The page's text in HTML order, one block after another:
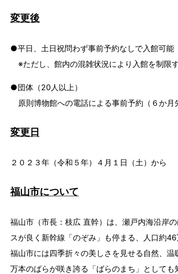
変更後
●平日、土日祝問わず事前予約なしで入館可能
※ただし、館内の混雑状況により入館を制限
●団体（20人以上）
原則博物館への電話による事前予約（６か月
変更日
２０２３年（令和５年）４月１日（土）から
福山市について
福山市（市長：枝広 直幹）は、瀬戸内海沿岸
スが良く新幹線「のぞみ」も停まる、人口約46
福山市には四季折々の美しさを見せる自然、
万本のばらが咲き誇る「ばらのまち」として